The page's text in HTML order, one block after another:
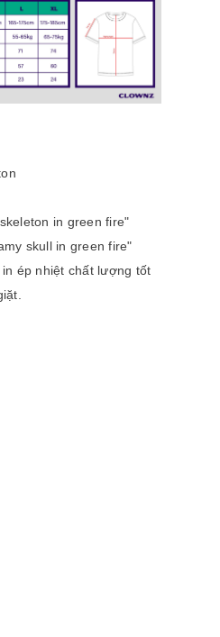
skeleton in green fire"
skull in green fire"
ép nhiệt chất lượng tốt